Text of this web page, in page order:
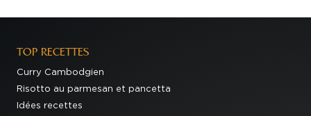
TOP RECETTES
Curry Cambodgien
Risotto au parmesan et pancetta
Idées recettes